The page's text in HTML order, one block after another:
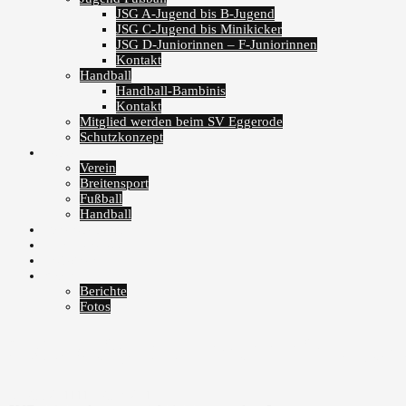
JSG A-Jugend bis B-Jugend
JSG C-Jugend bis Minikicker
JSG D-Juniorinnen – F-Juniorinnen
Kontakt
Handball
Handball-Bambinis
Kontakt
Mitglied werden beim SV Eggerode
Schutzkonzept
Verein
Breitensport
Fußball
Handball
Berichte
Fotos